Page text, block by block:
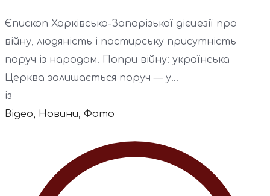
Єпископ Харківсько-Запорізької дієцезії про
війну, людяність і пастирську присутність
поруч із народом. Попри війну: українська
Церква залишається поруч — у...
із
Відео, Новини, Фото